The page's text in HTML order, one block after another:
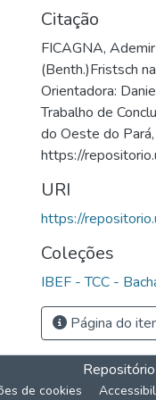
Citação
FICAGNA,
(Benth.)Fristsch
Orientadora:
Trabalho de
do Oeste do
https://
URI
https://
Coleções
IBEF - TCC -
Página do
de cookies